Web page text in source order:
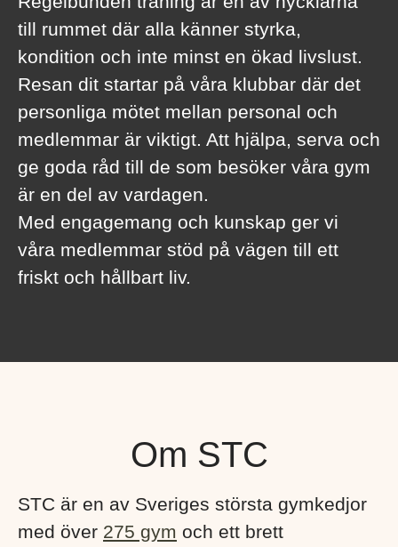
till rummet där alla känner styrka,
kondition och inte minst en ökad livslust.
Resan dit startar på våra klubbar där det
personliga mötet mellan personal och
medlemmar är viktigt. Att hjälpa, serva och
ge goda råd till de som besöker våra gym
är en del av vardagen.
Med engagemang och kunskap ger vi
våra medlemmar stöd på vägen till ett
friskt och hållbart liv.
Om STC
STC är en av Sveriges största gymkedjor
med över 275 gym och ett brett